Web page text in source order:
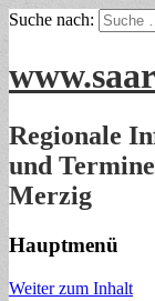
Suche nach:
Regionale
und
Merzig
Hauptmenü
Weiter zum Inhalt